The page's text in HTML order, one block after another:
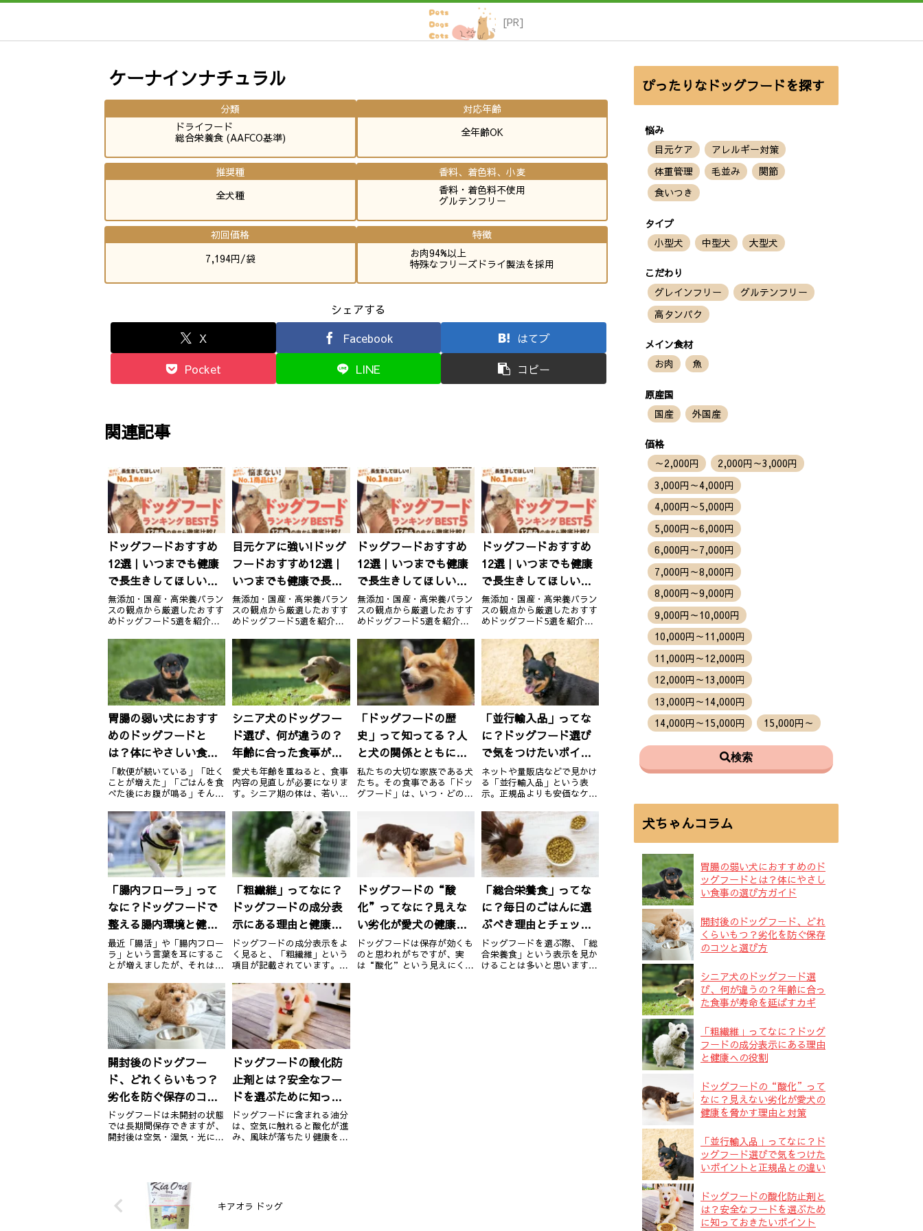
ケーナインナチュラル
分類
ドライフード
総合栄養食 (AAFCO基準)
対応年齢
全年齢OK
推奨種
全犬種
香料、着色料、小麦
香料・着色料不使用
グルテンフリー
初回価格
7,194円/袋
特徴
お肉94%以上
特殊なフリーズドライ製法を採用
シェアする
X
Facebook はてブ
Pocket LINE コピー
関連記事
ドッグフードおすすめ
12選｜いつまでも健康
で長生きしてほしい！
愛犬におすすめのNo.1
商品は？
無添加・国産・高栄養バラン
スの観点から厳選したおすす
めドッグフード5選を紹介。
ントもわかりやすく解説して
おり、初めてのフード選びで
も失敗しない情報が詰まって
います。
目元ケアに強い!ドッグ
フードおすすめ12選｜
いつまでも健康で長生
きしてほしい！愛犬に
おすすめのNo.1商品
無添加・国産・高栄養バラン
スの観点から厳選したおすす
めドッグフード5選を紹介。
ントもわかりやすく解説して
おり、初めてのフード選びで
も失敗しない情報が詰まって
います。
ドッグフードおすすめ
12選｜いつまでも健康
で長生きしてほしい！
愛犬におすすめのNo.1
商品は？
無添加・国産・高栄養バラン
スの観点から厳選したおすす
めドッグフード5選を紹介。
ントもわかりやすく解説して
おり、初めてのフード選びで
も失敗しない情報が詰まって
います。
ドッグフードおすすめ
12選｜いつまでも健康
で長生きしてほしい！
愛犬におすすめのNo.1
商品は？
無添加・国産・高栄養バラン
スの観点から厳選したおすす
めドッグフード5選を紹介。
ントもわかりやすく解説して
おり、初めてのフード選びで
も失敗しない情報が詰まって
います。
胃腸の弱い犬におすす
めのドッグフードと
は？体にやさしい食事
の選び方ガイド
「軟便が続いている」「吐く
ことが増えた」「ごはんを食
べた後にお腹が鳴る」そんな
て、毎日の食事はとても重要
です。この記事では、胃腸ト
ラブルの原因と、愛犬に合っ
たやさしいドッグフードの選
び方を詳しくご紹介します。
① 胃...
シニア犬のドッグフー
ド選び、何が違うの？
年齢に合った食事が寿
命を延ばすカギ
愛犬も年齢を重ねると、食事
内容の見直しが必要になりま
す。シニア期の体は、若い頃
り、必要な栄養も、消化のし
やすさも変わってきます。今
回は、シニア犬に最適なドッ
グフードの選び方や注意点を
わかりやすく解説します。①
シニア...
「ドッグフードの歴
史」って知ってる？人
と犬の関係とともに進
化したフードの変遷
私たちの大切な家族である犬
たち。その食事である「ドッ
グフード」は、いつ・どのよ
でしょうか？この記事では、
ドッグフードの歴史を振り返
りながら、現代フードの背景
にある「人と犬の関係」につ
いても探っていきます。①
「並行輸入品」ってな
に？ドッグフード選び
で気をつけたいポイン
トと正規品との違い
ネットや量販店などで見かけ
る「並行輸入品」という表
示。正規品よりも安価なケー
う方も多いのではないでしょ
うか？でも、本当に愛犬に安
心して与えていいのでしょう
か？この記事では、並行輸入
品とは何か、正規品との違い
や選ぶ際...
「腸内フローラ」って
なに？ドッグフードで
整える腸内環境と健康
効果
最近「腸活」や「腸内フロー
ラ」という言葉を耳にするこ
とが増えましたが、それは犬
は、腸内環境は免疫や消化だ
けでなく、心の健康にも影響
を与えるほど重要なもの。今
回は、腸内フローラとドッグ
フードの関係について詳しく
ご紹介し...
「粗繊維」ってなに？
ドッグフードの成分表
示にある理由と健康へ
の役割
ドッグフードの成分表示をよ
く見ると、「粗繊維」という
項目が記載されています。こ
関わる大切な栄養素のひと
つ。名前だけでは分かりにく
い「粗繊維」の役割や適切な
量、選び方のポイントを詳し
くご紹介します。① 粗繊維
とは？粗...
ドッグフードの“酸
化”ってなに？見えな
い劣化が愛犬の健康を
脅かす理由と対策
ドッグフードは保存が効くも
のと思われがちですが、実
は“酸化”という見えにくい
「総合栄養食」ってな
に？毎日のごはんに選
ぶべき理由とチェック
ポイント
ドッグフードを選ぶ際、「総
合栄養食」という表示を見か
けることは多いと思います。
開封後のドッグフー
ド、どれくらいもつ？
劣化を防ぐ保存のコツ
と選び方
ドッグフードは未開封の状態
では長期間保存できますが、
開封後は空気・湿気・光にさ
でなく、カビや虫が発生する
ことも。ここでは開封後のド
ッグフードを安全に保つため
に押さ...
ドッグフードの酸化防
止剤とは？安全なフー
ドを選ぶために知って
おきたいポイント
ドッグフードに含まれる油分
は、空気に触れると酸化が進
み、風味が落ちたり健康を害
ります。ここでは、ドッグフ
ードの酸...
キアオラ ドッグ
ぴったりなドッグフードを探す
悩み
目元ケア
アレルギー対策
体重管理
毛並み
関節
食いつき
タイプ
小型犬
中型犬 大型犬
こだわり
グレインフリー
グルテンフリー
高タンパク
メイン食材
お肉
魚
原産国
国産
外国産
価格
～2,000円
2,000円～3,000円
3,000円～4,000円
4,000円～5,000円
5,000円～6,000円
6,000円～7,000円
7,000円～8,000円
8,000円～9,000円
9,000円～10,000円
10,000円～11,000円
11,000円～12,000円
12,000円～13,000円
13,000円～14,000円
14,000円～15,000円
15,000円～
検索
犬ちゃんコラム
胃腸の弱い犬におすすめのド
ッグフードとは？体にやさし
い食事の選び方ガイド
開封後のドッグフード、どれ
くらいもつ？劣化を防ぐ保存
のコツと選び方
シニア犬のドッグフード選
び、何が違うの？年齢に合っ
た食事が寿命を延ばすカギ
「粗繊維」ってなに？ドッグ
フードの成分表示にある理由
と健康への役割
ドッグフードの“酸化”って
なに？見えない劣化が愛犬の
健康を脅かす理由と対策
「並行輸入品」ってなに？ド
ッグフード選びで気をつけた
いポイントと正規品との違い
ドッグフードの酸化防止剤と
は？安全なフードを選ぶため
に知っておきたいポイント